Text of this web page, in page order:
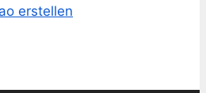
erstellen